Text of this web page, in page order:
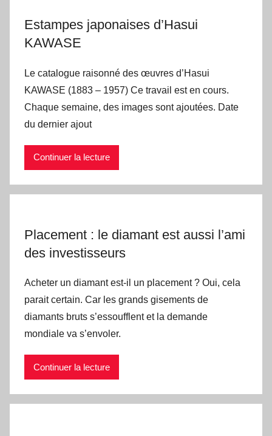
Estampes japonaises d’Hasui
KAWASE
Le catalogue raisonné des œuvres d’Hasui
KAWASE (1883 – 1957) Ce travail est en cours.
Chaque semaine, des images sont ajoutées. Date
du dernier ajout
Continuer la lecture
Placement : le diamant est aussi l’ami
des investisseurs
Acheter un diamant est-il un placement ? Oui, cela
parait certain. Car les grands gisements de
diamants bruts s’essoufflent et la demande
mondiale va s’envoler.
Continuer la lecture